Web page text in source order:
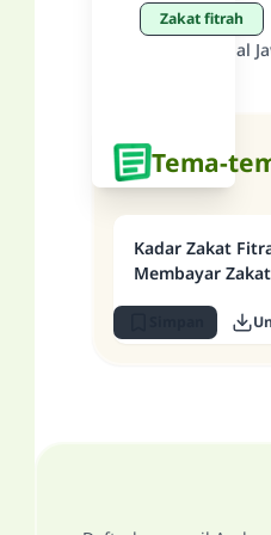
zakat fitrah
Soal
Tema-
Kadar Zakat
Membayar